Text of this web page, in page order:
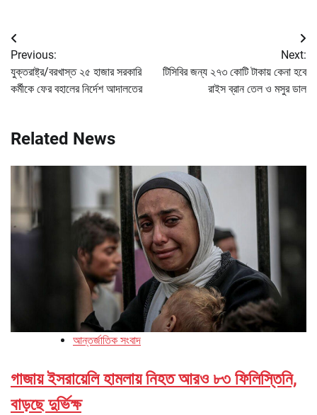
Post
navigation
Previous:
যুক্তরাষ্ট্র/বরখাস্ত ২৫ হাজার সরকারি
কর্মীকে ফের বহালের নির্দেশ আদালতের
Next:
টিসিবির জন্য ২৭৩ কোটি টাকায় কেনা হবে
রাইস ব্রান তেল ও মসুর ডাল
Related News
আন্তর্জাতিক সংবাদ
গাজায় ইসরায়েলি হামলায় নিহত আরও ৮৩ ফিলিস্তিনি,
বাড়ছে দুর্ভিক্ষ